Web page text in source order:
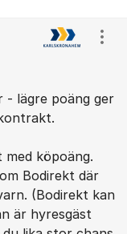
- lägre poäng ger
köpoäng.
Bodirekt där
(Bodirekt kan
är hyresgäst